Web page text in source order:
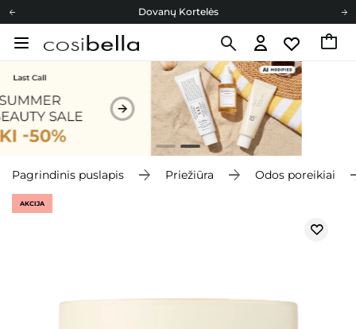
Dovanų Kortelės
Cosibella lojalumo programa
Dovanų Kortelės
Pagrindinis puslapis Priežiūra Odos poreikiai
AKCIJA